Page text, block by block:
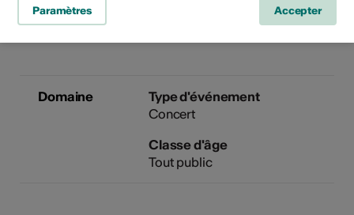
Domaine
Type d'événement
Concert
Classe d'âge
Tout public
Paramètres Accepter